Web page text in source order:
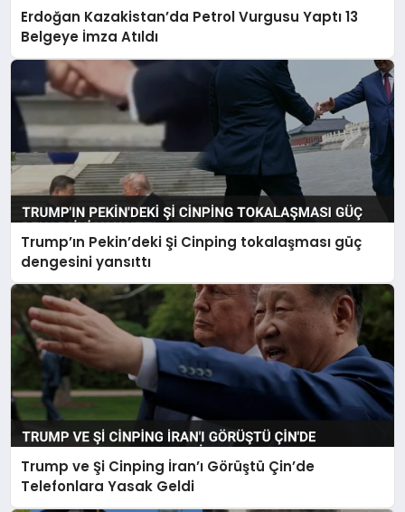
Erdoğan Kazakistan’da Petrol Vurgusu Yaptı 13
Belgeye İmza Atıldı
Trump’ın Pekin’deki Şi Cinping tokalaşması güç
dengesini yansıttı
Trump ve Şi Cinping İran’ı Görüştü Çin’de
Telefonlara Yasak Geldi